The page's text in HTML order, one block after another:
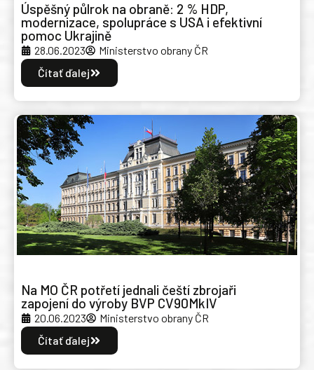
Úspěšný půlrok na obraně: 2 % HDP,
modernizace, spolupráce s USA i efektivní
pomoc Ukrajině
28.06.2023
Ministerstvo obrany ČR
Čítať ďalej
Na MO ČR potřetí jednali čeští zbrojaři
zapojení do výroby BVP CV90MkIV
20.06.2023
Ministerstvo obrany ČR
Čítať ďalej